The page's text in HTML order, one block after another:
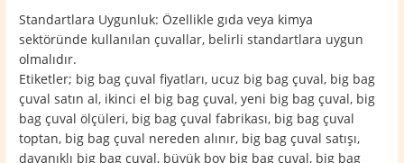
Standartlara Uygunluk: Özellikle gıda veya kimya
sektöründe kullanılan çuvallar, belirli standartlara uygun
olmalıdır.
Etiketler; big bag çuval fiyatları, ucuz big bag çuval, big bag
çuval satın al, ikinci el big bag çuval, yeni big bag çuval, big
bag çuval ölçüleri, big bag çuval fabrikası, big bag çuval
toptan, big bag çuval nereden alınır, big bag çuval satışı,
dayanıklı big bag çuval, büyük boy big bag çuval, big bag